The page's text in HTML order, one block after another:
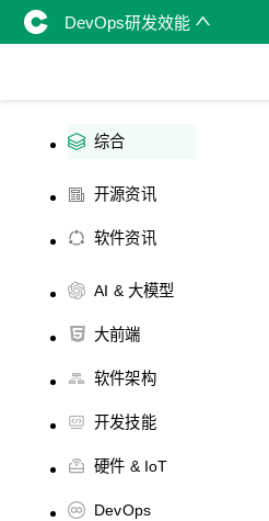
DevOps研发效能
综合
开源资讯
软件资讯
AI & 大模型
大前端
软件架构
开发技能
硬件 & IoT
DevOps